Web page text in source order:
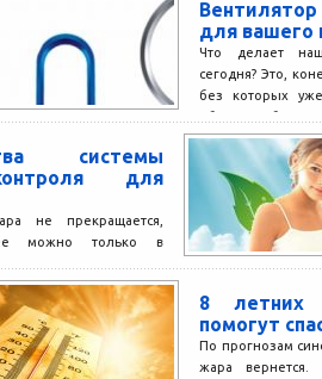
для вашего
Что делает
сегодня? Это,
без которых
облегчает быт
системы
для
не прекращается,
можно только в
8 летних
помогут
По прогнозам
жара